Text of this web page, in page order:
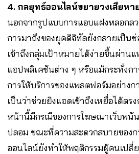
4. กลยุทธ์ออนไลน์ขยายวงเสียหา
นอกจากรูปแบบการแอบแฝงหลอกล
การมาถึงของยุคดิจิทัลยังกลายเป็น
เข้าถึงกลุ่มเป้าหมายได้ง่ายขึ้นผ่าน
แอปพลิเคชันต่าง ๆ หรือแม้กระทั่งก
การให้บริการของแพลตฟอร์มอย่าง
เป็นว่าช่วยยิงแอดเข้าถึงเหยื่อได้ตร
หน้านี้มีกรณีของการโฆษณาเว็บพนั
ปลอม ขณะที่ความสะดวกสบายของ
ออนไลน์ยังทำให้พฤติกรรมผู้คนเปลี่